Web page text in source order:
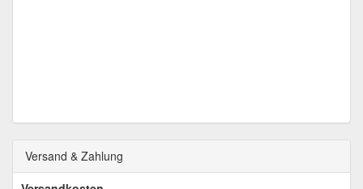
Versand & Zahlung